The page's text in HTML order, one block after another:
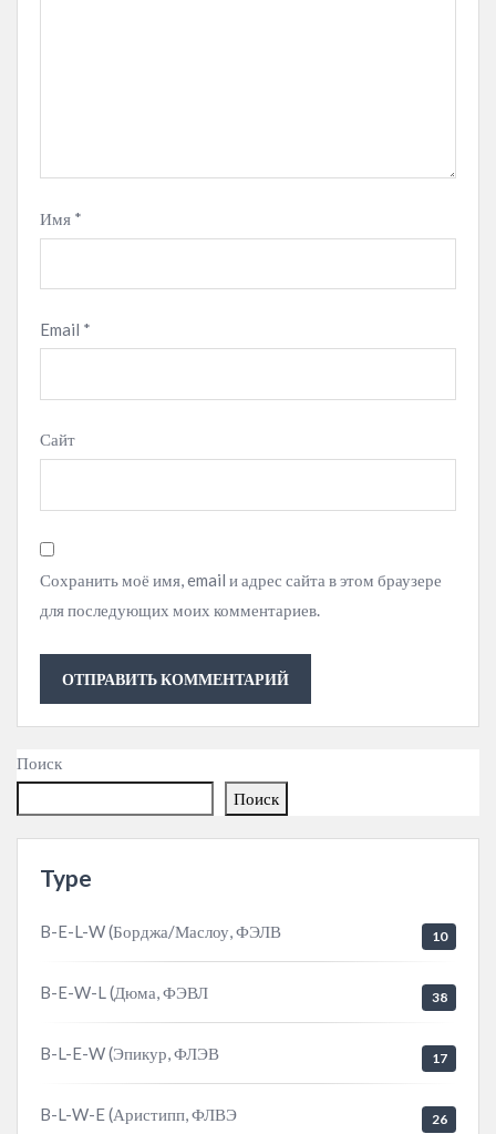
Имя *
Email *
Сайт
Сохранить моё имя, email и адрес сайта в этом браузере
для последующих моих комментариев.
Поиск
Поиск
Type
B-E-L-W (Борджа/Маслоу, ФЭЛВ 10
B-E-W-L (Дюма, ФЭВЛ 38
B-L-E-W (Эпикур, ФЛЭВ 17
B-L-W-E (Аристипп, ФЛВЭ 26